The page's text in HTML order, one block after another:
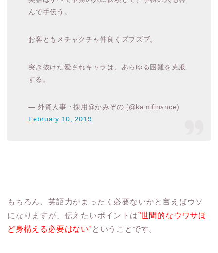
んで手伝う。
お客ともメチャクチャ仲良くズブズブ。
突き抜けた愛されキャラは、あらゆる困難を克服
する。
— 外資人事・採用@かみぞの (@kamifinance)
February 10, 2019
もちろん、英語力がまったく必要ないかと言えばウソ
になりますが、伝えたいポイントは”世間的なウワサほ
ど身構える必要はない” ということです。